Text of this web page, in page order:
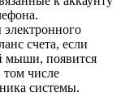
счета, если
мыши, появится
числе
системы.